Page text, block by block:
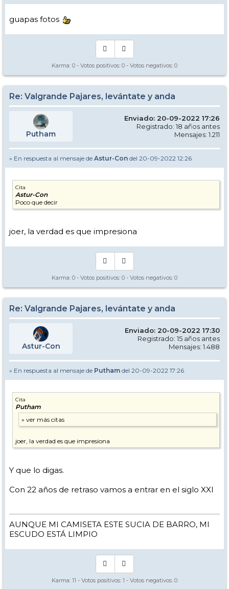
guapas fotos
Karma: 0 - Votos positivos: 0 - Votos negativos: 0
Re: Valgrande Pajares, levántate y anda
Putham
Enviado: 20-09-2022 17:26
Registrado: 18 años antes
Mensajes: 1.211
» En respuesta al mensaje de Astur-Con del 20-09-2022 12:26
Cita
Astur-Con
Poco que decir
joer, la verdad es que impresiona
Karma: 0 - Votos positivos: 0 - Votos negativos: 0
Re: Valgrande Pajares, levántate y anda
Astur-Con
Enviado: 20-09-2022 17:30
Registrado: 15 años antes
Mensajes: 1.488
» En respuesta al mensaje de Putham del 20-09-2022 17:26
Cita
Putham
joer, la verdad es que impresiona
Y que lo digas.
Con 22 años de retraso vamos a entrar en el siglo XXI
AUNQUE MI CAMISETA ESTE SUCIA DE BARRO, MI
ESCUDO ESTÁ LIMPIO
Karma: 11 - Votos positivos: 1 - Votos negativos: 0